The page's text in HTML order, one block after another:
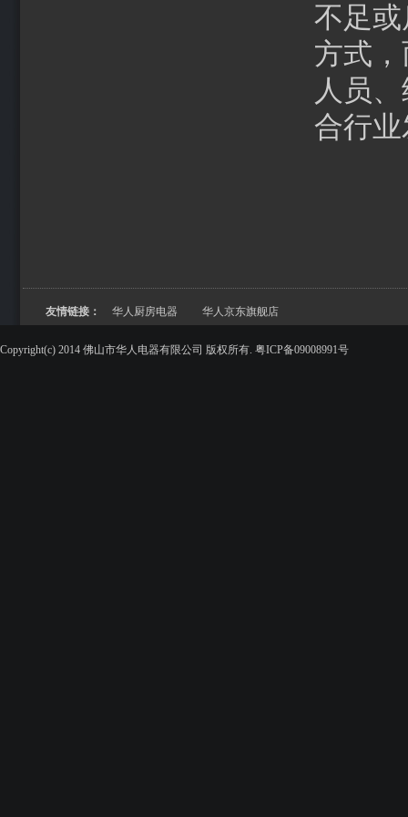
不足
方式
人员
合行
友情链接： 华人厨房电器 华人京东旗舰店
Copyright(c) 2014 佛山市华人电器有限公司 版权所有. 粤ICP备09008991号